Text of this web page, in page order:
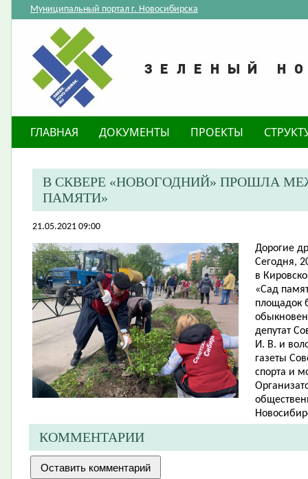
Муниципальный портал г. Новосибирска
ГЛАВНАЯ ДОКУМЕНТЫ ПРОЕКТЫ
В СКВЕРЕ «НОВОГОДНИЙ» ПРОШЛА
ПАМЯТИ»
21.05.2021 09:00
Дорогие
Сегодня,
в
«Сад
площадок
депутат
И. В. и
газеты
спорта и
КОММЕНТАРИИ